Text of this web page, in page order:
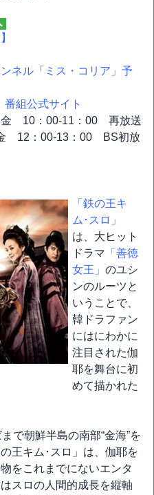
ネル「ミス・コリア」予
組公式サイト
10：00-11：00 再放送
12：00-13：00 BS初放
「鉄の王キ
ム･スロ」
は、大ヒット
ドラマ 「善徳
女王」 のユシ
ンのルーツと
いうことで、
韓ドラファン
にはにわかに
注目された伽
耶を舞台に初
めて描かれた
で朝鮮半島の南部“金海”を
王キム･スロ」は、伽耶を
をこれまでにないエンタ
スロの人間的成長を縦軸